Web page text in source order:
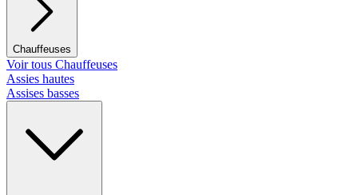
Chauffeuses
Voir tous Chauffeuses
Assies hautes
Assises basses